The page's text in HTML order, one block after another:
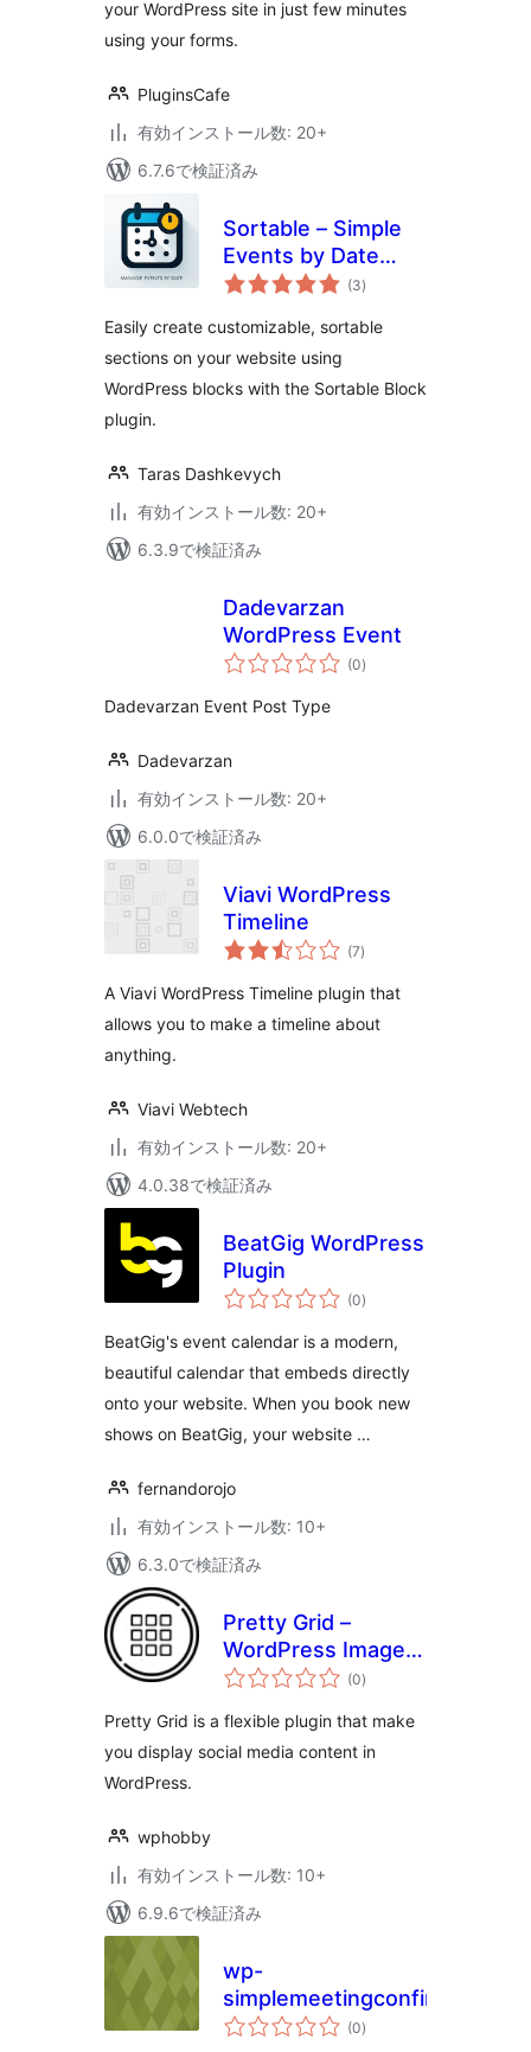
your WordPress site in just few minutes
using your forms.
PluginsCafe
有効インストール数: 20+
6.7.6で検証済み
Sortable – Simple
Events by Date
Manager Block
(3個
の
価
)
Easily create customizable, sortable
sections on your website using
WordPress blocks with the Sortable Block
plugin.
Taras Dashkevych
有効インストール数: 20+
6.3.9で検証済み
Dadevarzan
WordPress Event
(0個
の)
Dadevarzan Event Post Type
Dadevarzan
有効インストール数: 20+
6.0.0で検証済み
Viavi WordPress
Timeline
(7個
の
価
)
A Viavi WordPress Timeline plugin that
allows you to make a timeline about
anything.
Viavi Webtech
有効インストール数: 20+
4.0.38で検証済み
BeatGig WordPress
Plugin
(0個
の
価
)
BeatGig's event calendar is a modern,
beautiful calendar that embeds directly
onto your website. When you book new
shows on BeatGig, your website …
fernandorojo
有効インストール数: 10+
6.3.0で検証済み
Pretty Grid –
WordPress Images
Gallery, Slider, and
(0個
の
価
)
Pretty Grid is a flexible plugin that make
you display social media content in
WordPress.
wphobby
有効インストール数: 10+
6.9.6で検証済み
wp-
simplemeetingconfirmation
(0個
の)